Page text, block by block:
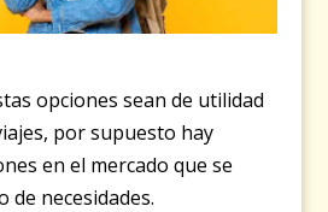
opciones sean de utilidad
por supuesto hay
en el mercado que se
necesidades.